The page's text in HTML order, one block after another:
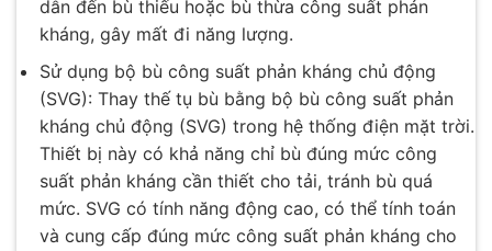
dẫn đến bù thiếu hoặc bù thừa công suất phản
kháng, gây mất đi năng lượng.
Sử dụng bộ bù công suất phản kháng chủ động
(SVG): Thay thế tụ bù bằng bộ bù công suất phản
kháng chủ động (SVG) trong hệ thống điện mặt trời.
Thiết bị này có khả năng chỉ bù đúng mức công
suất phản kháng cần thiết cho tải, tránh bù quá
mức. SVG có tính năng động cao, có thể tính toán
và cung cấp đúng mức công suất phản kháng cho